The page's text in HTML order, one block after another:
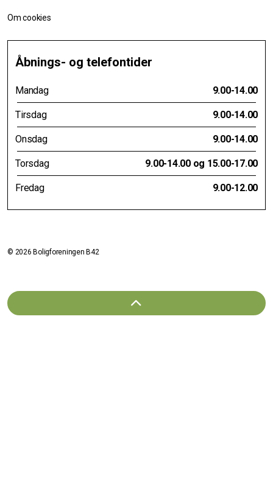
Om cookies
Åbnings- og telefontider
Mandag 9.00-14.00
Tirsdag 9.00-14.00
Onsdag 9.00-14.00
Torsdag 9.00-14.00 og 15.00-17.00
Fredag 9.00-12.00
© 2026 Boligforeningen B42